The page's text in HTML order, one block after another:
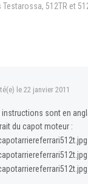
Testarossa, 512TR et
le 22 janvier 2011
instructions sont en
du capot moteur :